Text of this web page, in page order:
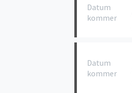
Datum
kommer
Datum
kommer